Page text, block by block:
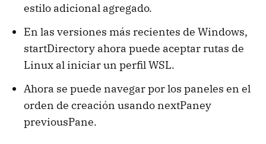
estilo adicional agregado.
En las versiones más recientes de Windows,
startDirectory ahora puede aceptar rutas de
Linux al iniciar un perfil WSL.
Ahora se puede navegar por los paneles en el
orden de creación usando nextPaney
previousPane.